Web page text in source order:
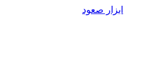
ابزار صعود